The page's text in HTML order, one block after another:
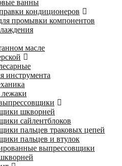
ванны
кондиционеров
промывки компонентов
масле
инструмента
шкворней
сайлентблоков
пальцев траковых цепей
пальцев и втулок
выпрессовщики